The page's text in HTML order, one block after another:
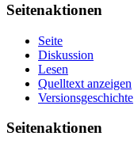
Seitenaktionen
Seite
Diskussion
Lesen
Quelltext anzeigen
Versionsgeschichte
Seitenaktionen